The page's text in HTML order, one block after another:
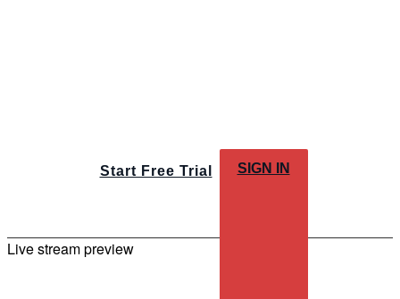
Start Free Trial SIGN IN
Live stream preview